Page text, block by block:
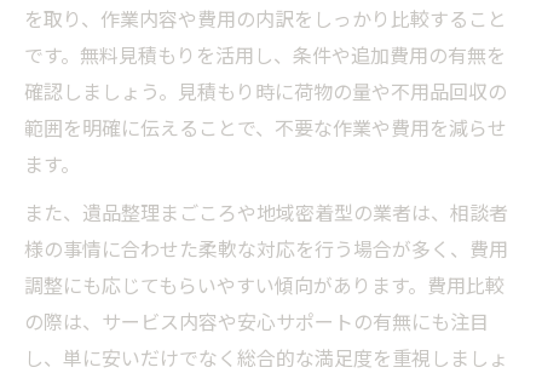
を取り、作業内容や費用の内訳をしっかり比較すること
です。無料見積もりを活用し、条件や追加費用の有無を
確認しましょう。見積もり時に荷物の量や不用品回収の
範囲を明確に伝えることで、不要な作業や費用を減らせ
ます。
また、遺品整理まごころや地域密着型の業者は、相談者
様の事情に合わせた柔軟な対応を行う場合が多く、費用
調整にも応じてもらいやすい傾向があります。費用比較
の際は、サービス内容や安心サポートの有無にも注目
し、単に安いだけでなく総合的な満足度を重視しましょ